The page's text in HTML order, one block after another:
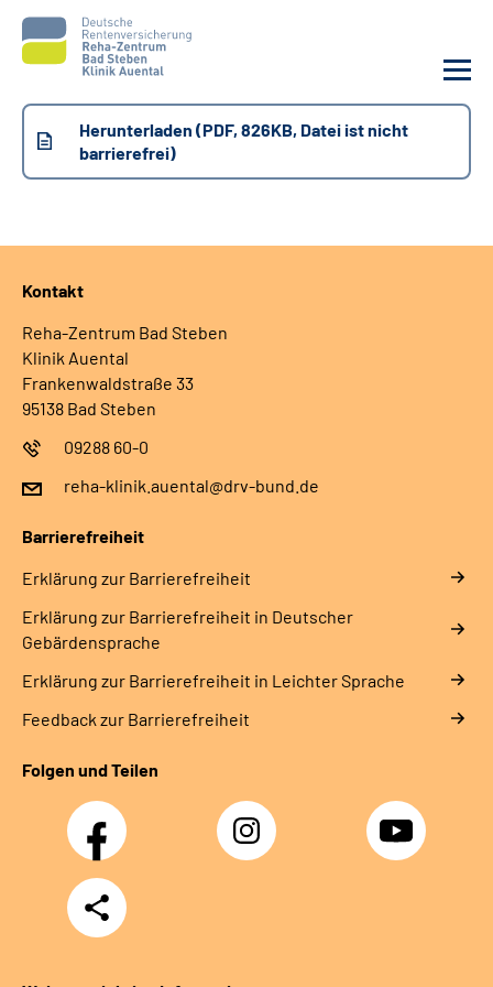
Unsere Klinik
Karriere
Sozialdienste & Zuweisende
Suche
Gebärdensprache
Herunterladen (PDF, 826KB, Datei ist nicht
barrierefrei)
Kontakt
Reha-Zentrum Bad Steben
Klinik Auental
Frankenwaldstraße 33
95138 Bad Steben
09288 60-0
reha-klinik.auental@drv-bund.de
Barrierefreiheit
Erklärung zur Barrierefreiheit
Erklärung zur Barrierefreiheit in Deutscher
Gebärdensprache
Erklärung zur Barrierefreiheit in Leichter Sprache
Feedback zur Barrierefreiheit
Folgen und Teilen
Facebook Instagram YouTube
Teilen